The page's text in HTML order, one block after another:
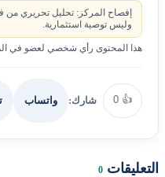
إفصاح المركز: تحليل تحريري من
وليس توصية استثمارية.
هذا المحتوى رأي شخصي لعضو في
👍
0 شارك: واتساب
التعليقات 0